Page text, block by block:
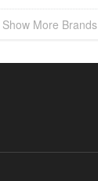
Show More Brands